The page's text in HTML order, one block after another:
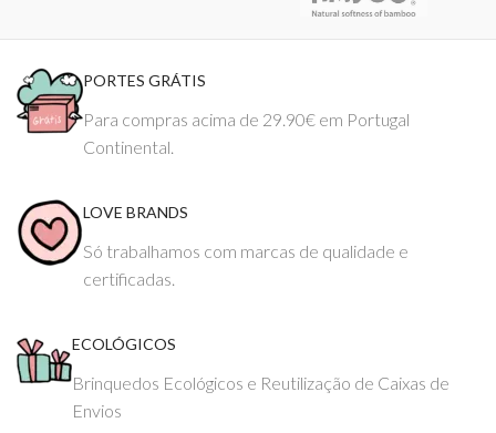
PORTES GRÁTIS
Para compras acima de 29.90€ em Portugal
Continental.
LOVE BRANDS
Só trabalhamos com marcas de qualidade e
certificadas.
ECOLÓGICOS
Brinquedos Ecológicos e Reutilização de Caixas de
Envios